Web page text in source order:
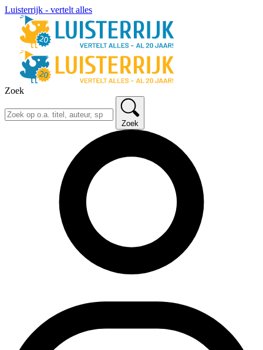
Luisterrijk - vertelt alles
Zoek
Zoek